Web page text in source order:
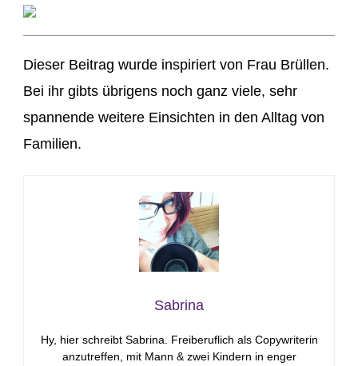
Dieser Beitrag wurde inspiriert von Frau Brüllen.
Bei ihr gibts übrigens noch ganz viele, sehr
spannende weitere Einsichten in den Alltag von
Familien.
Sabrina
Hy, hier schreibt Sabrina. Freiberuflich als Copywriterin
anzutreffen, mit Mann & zwei Kindern in enger